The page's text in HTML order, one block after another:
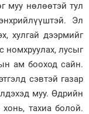
муу нөлөөтэй тул
Эл
хулгай дээрмийг
номхруулах, лусыг
ам бооход сайн.
сэвтэй газар
муу. Өдрийн
тахиа болой.